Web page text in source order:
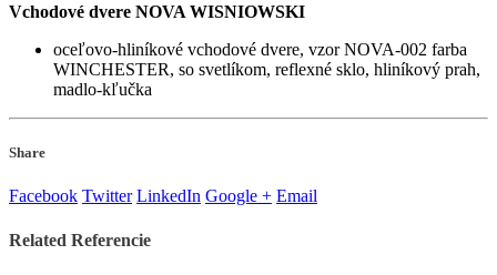
Vchodové dvere NOVA WISNIOWSKI
oceľovo-hliníkové vchodové dvere, vzor NOVA-002 farba
WINCHESTER, so svetlíkom, reflexné sklo, hliníkový prah,
madlo-kľučka
Share
Facebook Twitter LinkedIn Google + Email
Related Referencie